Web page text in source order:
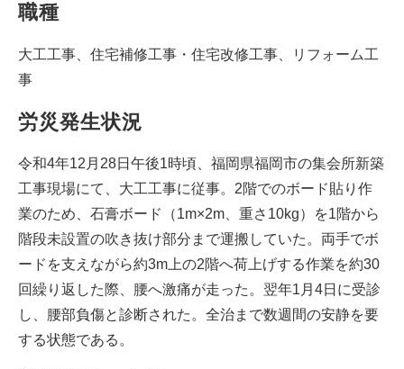
職種
大工工事、住宅補修工事・住宅改修工事、リフォーム工
事
労災発生状況
令和4年12月28日午後1時頃、福岡県福岡市の集会所新築
工事現場にて、大工工事に従事。2階でのボード貼り作
業のため、石膏ボード（1m×2m、重さ10kg）を1階から
階段未設置の吹き抜け部分まで運搬していた。両手でボ
ードを支えながら約3m上の2階へ荷上げする作業を約30
回繰り返した際、腰へ激痛が走った。翌年1月4日に受診
し、腰部負傷と診断された。全治まで数週間の安静を要
する状態である。